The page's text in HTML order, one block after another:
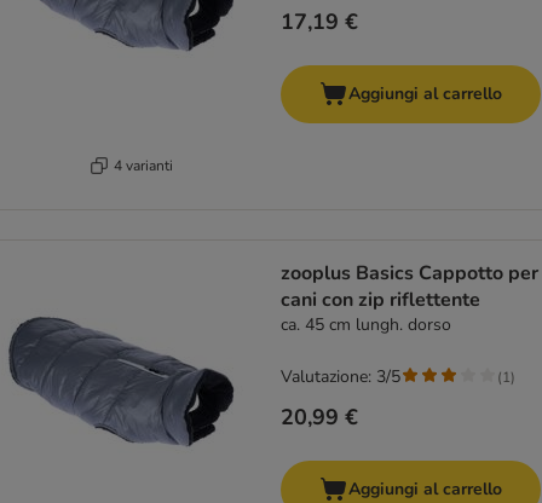
4 varianti
17,19 €
Aggiungi al carrello
zooplus Basics Cappotto per
cani con zip riflettente
ca. 45 cm lungh. dorso
20,99 €
Valutazione: 3/5 (1)
Aggiungi al carrello